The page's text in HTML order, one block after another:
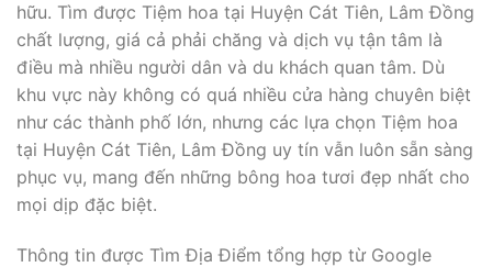
hữu. Tìm được Tiệm hoa tại Huyện Cát Tiên, Lâm Đồng
chất lượng, giá cả phải chăng và dịch vụ tận tâm là
điều mà nhiều người dân và du khách quan tâm. Dù
khu vực này không có quá nhiều cửa hàng chuyên biệt
như các thành phố lớn, nhưng các lựa chọn Tiệm hoa
tại Huyện Cát Tiên, Lâm Đồng uy tín vẫn luôn sẵn sàng
phục vụ, mang đến những bông hoa tươi đẹp nhất cho
mọi dịp đặc biệt.
Thông tin được Tìm Địa Điểm tổng hợp từ Google